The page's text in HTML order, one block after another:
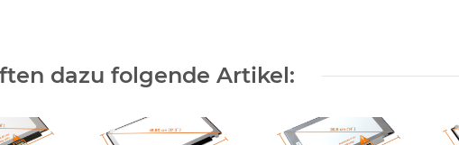
dazu folgende Artikel: